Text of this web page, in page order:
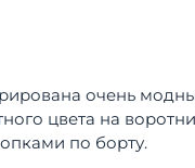
очень
цвета на
по борту.